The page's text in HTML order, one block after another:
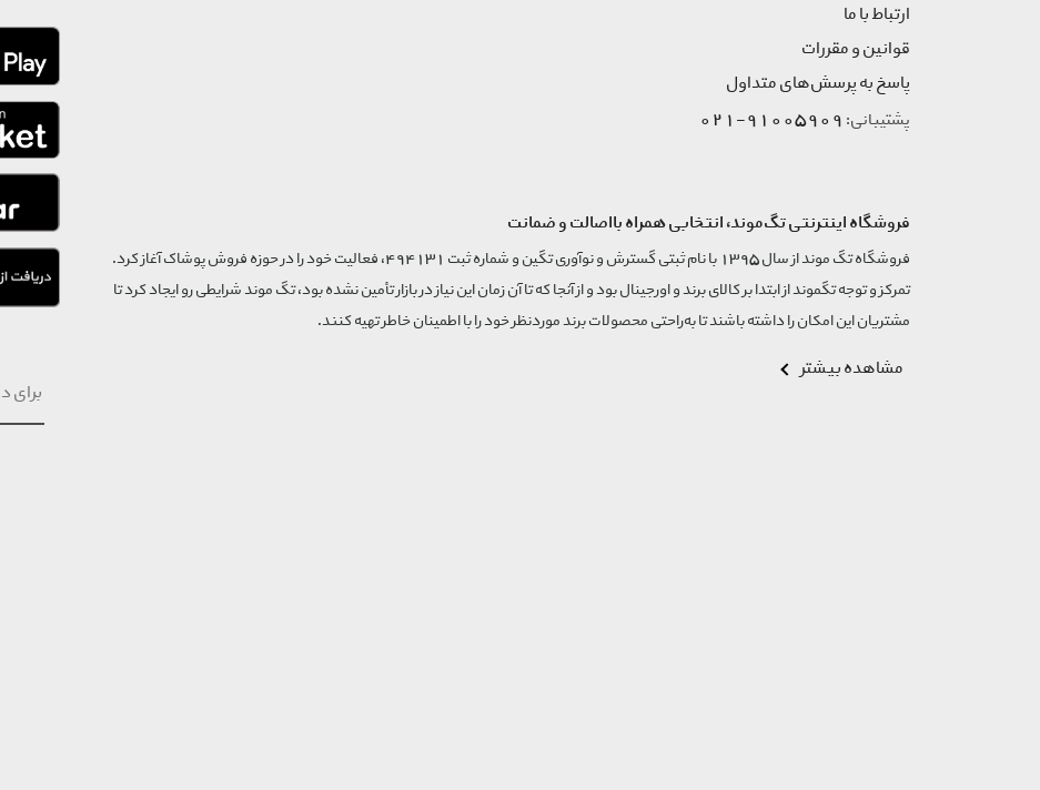
ارتباط با ما
قوانین و مقررات
پاسخ به پرسش‌های متداول
پشتیبانی: 91005909-021
فروشگاه اینترنتی تگ‌موند، انتخابی همراه بااصالت و ضمانت
فروشگاه تگ موند از سال 1395 با نام ثبتی گسترش و نوآوری تگین و شماره ثبت 494131، فعالیت خود را در حوزه فروش پوشاک آغاز کرد.
تمرکز و توجه تگموند از ابتدا بر کالای برند و اورجینال بود و از آنجا که تا آن زمان این نیاز در بازار تأمین نشده بود، تگ موند شرایطی رو ایجاد کرد تا
مشتریان این امکان را داشته باشند تا به‌راحتی محصولات برند مورد‌نظر خود را با اطمینان خاطر تهیه کنند.
مشاهده بیشتر